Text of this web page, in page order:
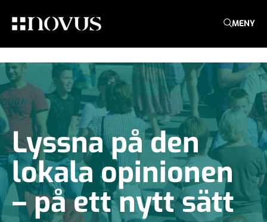
MENY
Lyssna på den
lokala opinionen
– på ett nytt sätt